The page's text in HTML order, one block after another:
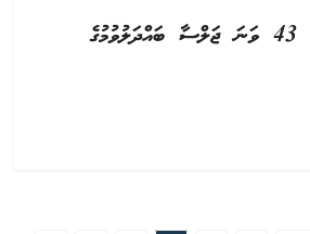
2025 ވަނަ އަހަރުގެ 43 ވަނަ ޖަލްސާ ބައްދަލުވުމުގެ